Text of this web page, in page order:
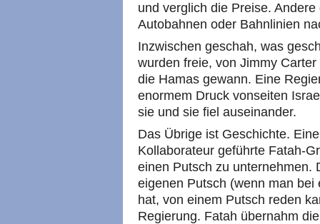
und verglich die Preise.
Autobahnen oder Bahnlinien
Inzwischen geschah, was
wurden freie, von Jimmy
die Hamas gewann. Eine
enormem Druck vonseiten
sie und sie fiel auseinander.
Das Übrige ist Geschichte.
Kollaborateur geführte Fatah-
einen Putsch zu unternehmen.
eigenen Putsch (wenn man
hat, von einem Putsch reden
Regierung. Fatah übernahm